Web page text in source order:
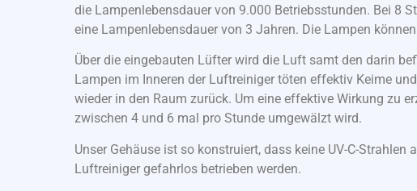
die Lampenlebensdauer von 9.000 Betriebsstunden. Bei 8
eine Lampenlebensdauer von 3 Jahren. Die Lampen
Über die eingebauten Lüfter wird die Luft samt den darin
Lampen im Inneren der Luftreiniger töten effektiv Keime
wieder in den Raum zurück. Um eine effektive Wirkung zu
zwischen 4 und 6 mal pro Stunde umgewälzt wird.
Unser Gehäuse ist so konstruiert, dass keine UV-C-
Luftreiniger gefahrlos betrieben werden.